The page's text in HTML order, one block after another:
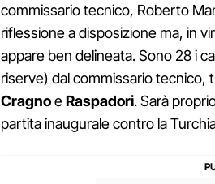
commissario tecnico, Roberto
riflessione a disposizione ma, in
appare ben delineata. Sono 28 i
riserve) dal commissario tecnico,
CragnoeRaspadori. Sarà
partita inaugurale contro la